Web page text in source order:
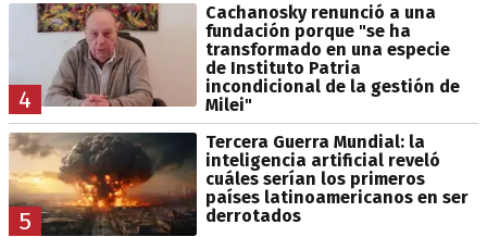
4
Cachanosky renunció a una
fundación porque "se ha
transformado en una especie
de Instituto Patria
incondicional de la gestión de
Milei"
5
Tercera Guerra Mundial: la
inteligencia artificial reveló
cuáles serían los primeros
países latinoamericanos en ser
derrotados